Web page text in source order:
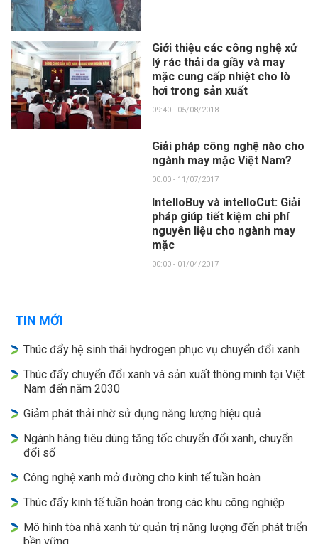
Giới thiệu các công nghệ xử
lý rác thải da giầy và may
mặc cung cấp nhiệt cho lò
hơi trong sản xuất
09:40 - 05/08/2018
Giải pháp công nghệ nào cho
ngành may mặc Việt Nam?
00:00 - 11/07/2017
IntelloBuy và intelloCut: Giải
pháp giúp tiết kiệm chi phí
nguyên liệu cho ngành may
mặc
00:00 - 01/04/2017
TIN MỚI
Thúc đẩy hệ sinh thái hydrogen phục vụ chuyển đổi xanh
Thúc đẩy chuyển đổi xanh và sản xuất thông minh tại Việt
Nam đến năm 2030
Giảm phát thải nhờ sử dụng năng lượng hiệu quả
Ngành hàng tiêu dùng tăng tốc chuyển đổi xanh, chuyển
đổi số
Công nghệ xanh mở đường cho kinh tế tuần hoàn
Thúc đẩy kinh tế tuần hoàn trong các khu công nghiệp
Mô hình tòa nhà xanh từ quản trị năng lượng đến phát triển
bền vững